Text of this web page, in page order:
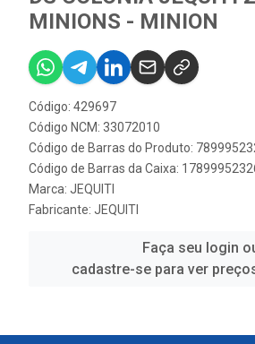
MINIONS - MINION
Código: 429697
Código NCM: 33072010
Código de Barras do Produto:
Código de Barras da Caixa:
Marca: JEQUITI
Fabricante: JEQUITI
Faça seu login
cadastre-se para ver